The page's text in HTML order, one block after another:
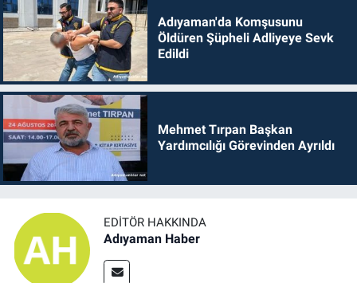
Adıyaman'da Komşusunu
Öldüren Şüpheli Adliyeye Sevk
Edildi
Mehmet Tırpan Başkan
Yardımcılığı Görevinden Ayrıldı
EDITÖR HAKKINDA
Adıyaman Haber